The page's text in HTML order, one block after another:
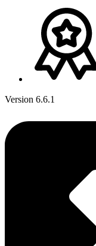
Version 6.6.1